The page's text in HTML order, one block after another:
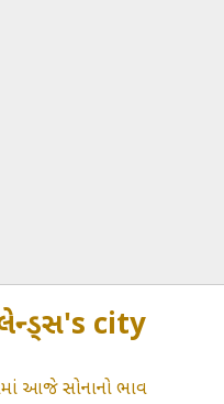
city
આજે સોનાનો ભાવ